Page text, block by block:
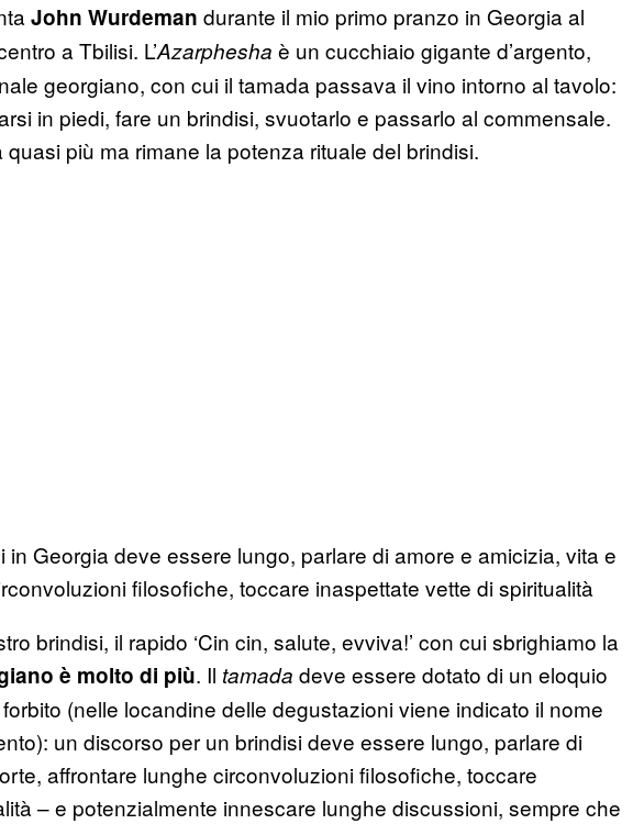
John Wurdeman durante il mio primo pranzo in Georgia al
a Tbilisi. L’Azarphesha è un cucchiaio gigante d’argento,
georgiano, con cui il tamada passava il vino intorno al tavolo:
in piedi, fare un brindisi, svuotarlo e passarlo al commensale.
quasi più ma rimane la potenza rituale del brindisi.
Georgia deve essere lungo, parlare di amore e amicizia, vita e
filosofiche, toccare inaspettate vette di spiritualità
brindisi, il rapido ‘Cin cin, salute, evviva!’ con cui sbrighiamo la
è molto di più. Il tamada deve essere dotato di un eloquio
(nelle locandine delle degustazioni viene indicato il nome
un discorso per un brindisi deve essere lungo, parlare di
affrontare lunghe circonvoluzioni filosofiche, toccare
– e potenzialmente innescare lunghe discussioni, sempre che